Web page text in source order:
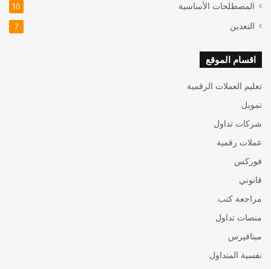
المصطلحات الأساسية 10
التعدين 7
اقسام الموقع
تعليم العملات الرقمية
تمويل
شركات تداول
عملات رقمية
فوركس
قانوني
مراجعة كتب
منصات تداول
ميتافيرس
نفسية المتداول